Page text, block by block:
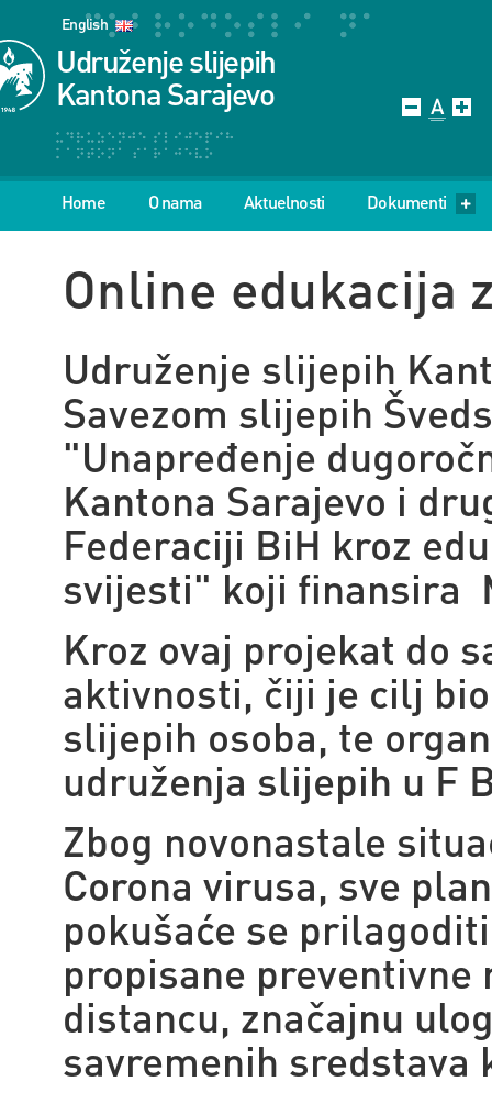
English
Udruženje slijepih
Kantona Sarajevo
Home O nama Aktuelnosti Dokumenti
Online edukacija
Udruženje slijepih
Savezom slijepih
"Unapređenje
Kantona Sarajevo i
Federaciji BiH kroz
svijesti" koji finansira
Kroz ovaj projekat do
aktivnosti, čiji je cilj
slijepih osoba, te
udruženja slijepih u F
Zbog novonastale
Corona virusa, sve
pokušaće se
propisane
distancu, značajnu
savremenih sredstava